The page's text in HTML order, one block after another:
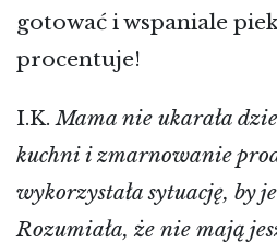
gotować i wspaniale
procentuje!
I.K.Mama nie ukarała
kuchni i zmarnowanie
wykorzystała sytuację, by
Rozumiała, że nie mają